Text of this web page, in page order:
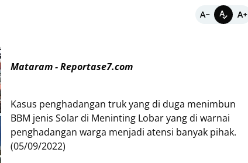
Mataram - Reportase7.com
Kasus penghadangan truk yang di duga menimbun
BBM jenis Solar di Meninting Lobar yang di warnai
penghadangan warga menjadi atensi banyak pihak.
(05/09/2022)